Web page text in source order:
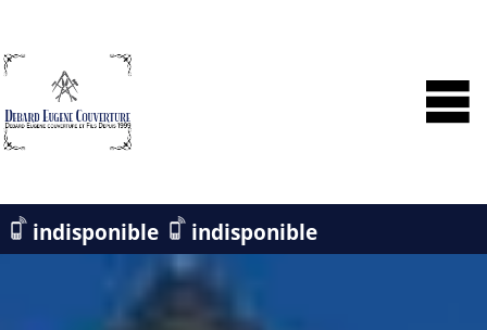
indisponible indisponible